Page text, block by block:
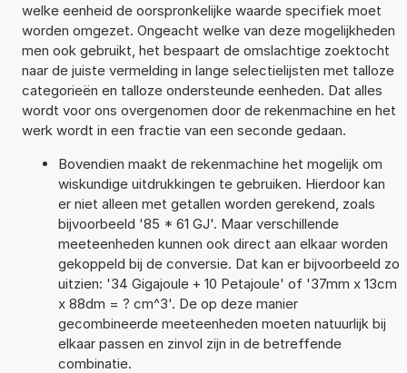
welke eenheid de oorspronkelijke waarde specifiek moet
worden omgezet. Ongeacht welke van deze mogelijkheden
men ook gebruikt, het bespaart de omslachtige zoektocht
naar de juiste vermelding in lange selectielijsten met talloze
categorieën en talloze ondersteunde eenheden. Dat alles
wordt voor ons overgenomen door de rekenmachine en het
werk wordt in een fractie van een seconde gedaan.
Bovendien maakt de rekenmachine het mogelijk om
wiskundige uitdrukkingen te gebruiken. Hierdoor kan
er niet alleen met getallen worden gerekend, zoals
bijvoorbeeld '85 * 61 GJ'. Maar verschillende
meeteenheden kunnen ook direct aan elkaar worden
gekoppeld bij de conversie. Dat kan er bijvoorbeeld zo
uitzien: '34 Gigajoule + 10 Petajoule' of '37mm x 13cm
x 88dm = ? cm^3'. De op deze manier
gecombineerde meeteenheden moeten natuurlijk bij
elkaar passen en zinvol zijn in de betreffende
combinatie.